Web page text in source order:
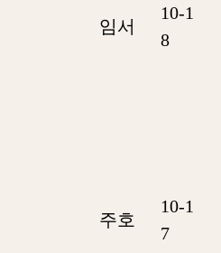
임서
10-1
8
주호
10-1
7